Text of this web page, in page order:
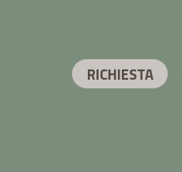
RICHIESTA